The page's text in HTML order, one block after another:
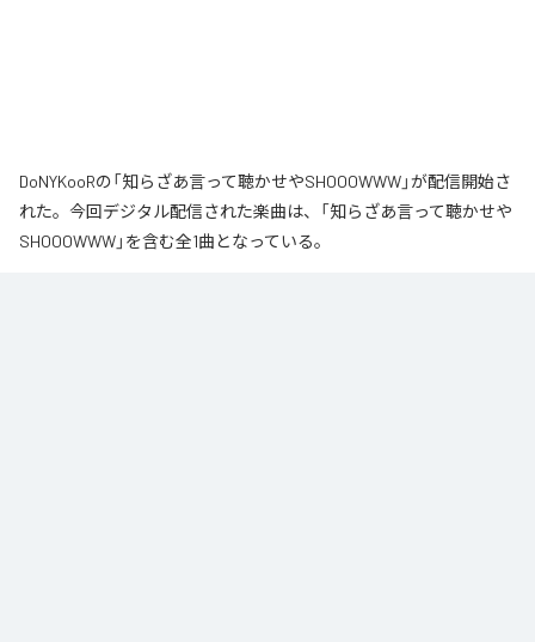
DoNYKooRの「知らざあ言って聴かせやSHOOOWWW」が配信開始さ
れた。今回デジタル配信された楽曲は、「知らざあ言って聴かせや
SHOOOWWW」を含む全1曲となっている。